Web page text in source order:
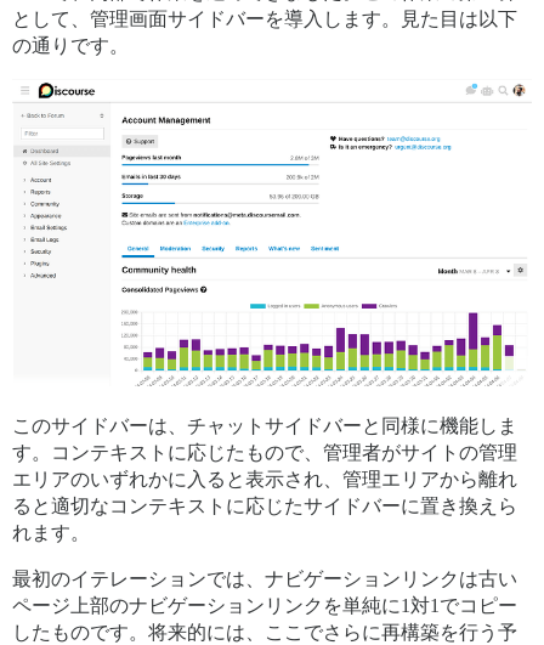
として、管理画面サイドバーを導入します。見た目は以下
の通りです。
このサイドバーは、チャットサイドバーと同様に機能しま
す。コンテキストに応じたもので、管理者がサイトの管理
エリアのいずれかに入ると表示され、管理エリアから離れ
ると適切なコンテキストに応じたサイドバーに置き換えら
れます。
最初のイテレーションでは、ナビゲーションリンクは古い
ページ上部のナビゲーションリンクを単純に1対1でコピー
したものです。将来的には、ここでさらに再構築を行う予